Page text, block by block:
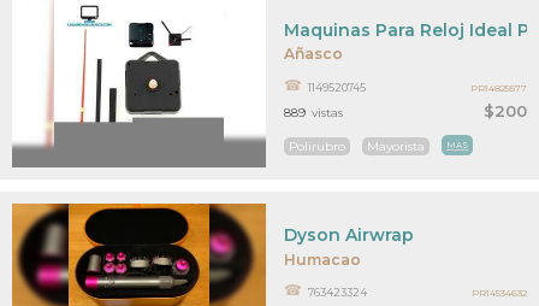
Añasco
$200
Maquinas Para Reloj Ideal
1149520745
Polirubro Mayorista MAS
889 vistas
PR14825577
Humacao
Dyson Airwrap
763423324 PR14534632